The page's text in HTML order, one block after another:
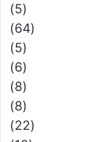
(5)
(64)
(5)
(6)
(8)
(8)
(22)